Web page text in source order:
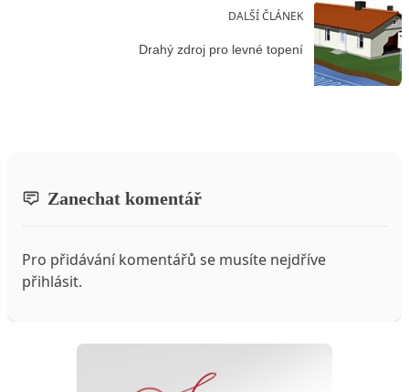
DALŠÍ ČLÁNEK
Drahý zdroj pro levné topení
Zanechat komentář
Pro přidávání komentářů se musíte nejdříve
přihlásit.